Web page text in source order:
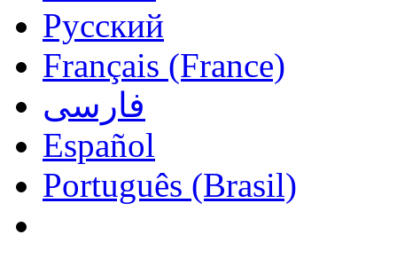
Русский
Français (France)
فارسی
Español
Português (Brasil)